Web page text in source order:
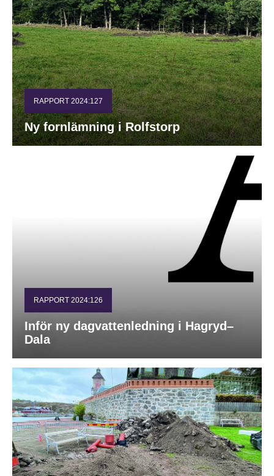
RAPPORT 2024:127
Ny fornlämning i Rolfstorp
RAPPORT 2024:126
Inför ny dagvattenledning i Hagryd–
Dala